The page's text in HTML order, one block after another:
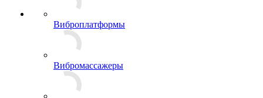
Виброплатформы
Вибромассажеры